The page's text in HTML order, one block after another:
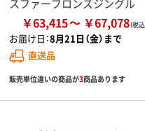
スファーブロンズジングル
￥63,415 ￥67,078
お届け日：8月21日（金）まで
直送品
販売単位違いの商品が3商品あります